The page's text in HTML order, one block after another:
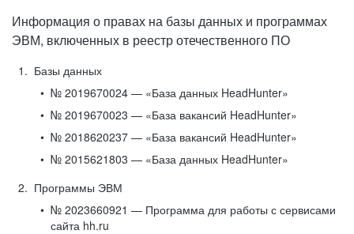
Информация о правах на базы данных и программах
ЭВМ, включенных в реестр отечественного ПО
Базы данных
№ 2019670024 — «База данных HeadHunter»
№ 2019670023 — «База вакансий HeadHunter»
№ 2018620237 — «База вакансий HeadHunter»
№ 2015621803 — «База данных HeadHunter»
Программы ЭВМ
№ 2023660921 — Программа для работы с сервисами
сайта hh.ru